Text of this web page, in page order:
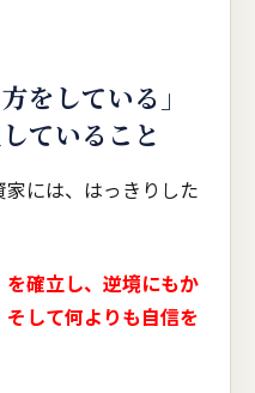
をしている」
ていること
には、はっきりした
確立し、逆境にもか
して何よりも自信を